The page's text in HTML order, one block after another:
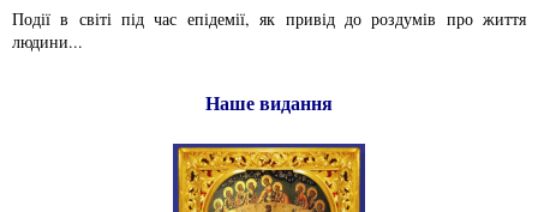
Події в світі під час епідемії, як привід до роздумів про життя
людини...
Наше видання